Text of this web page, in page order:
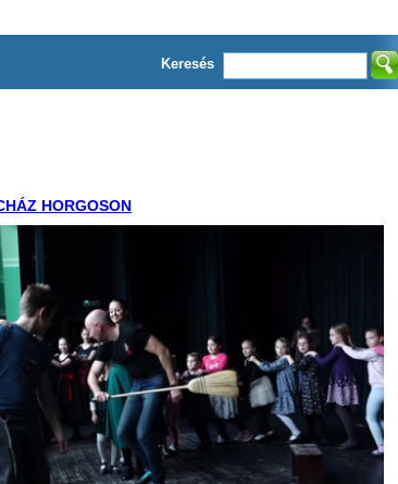
Keresés
HORGOSON